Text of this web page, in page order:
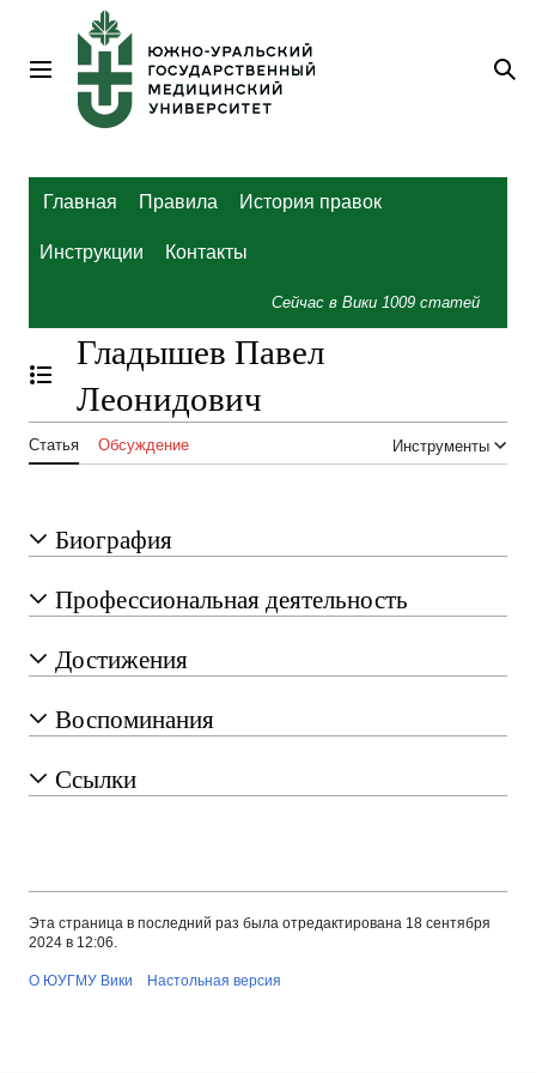
содержанию
Главное меню
Главная Правила История правок
Инструкции Контакты
Сейчас в Вики 1009 статей
Отобразить/Скрыть содержание
Гладышев Павел
Леонидович
Статья Обсуждение Инструменты
Биография
Профессиональная деятельность
Достижения
Воспоминания
Ссылки
Эта страница в последний раз была отредактирована 18 сентября
2024 в 12:06.
О ЮУГМУ Вики Настольная версия